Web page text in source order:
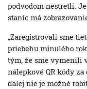
podvodom nestretli.
staníc má
„Zaregistrovali sme
priebehu minulého
tým, že sme vymenili
nálepkové QR kódy
ďalej nie je možné